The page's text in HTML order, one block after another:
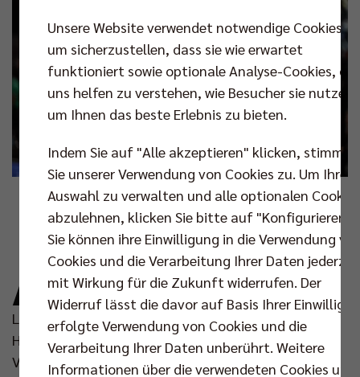
Foto: Niklas Köppen
A
m Samstag mussten die BR Volleys die erste
Niederlage in der Hauptrunde der Volleyball
Bundesliga einstecken. Beim 2:3 in der
Lüneburger LKH Arena stand Diagonalangreifer Jake
Hanes im Fokus, der im Übereifer des Gefechts einen
Volunteer des Heimteams am Kopf traf und nach
Unsere Website verwendet notwendige Cookies,
um sicherzustellen, dass sie wie erwartet
funktioniert sowie optionale Analyse-Cookies, die
uns helfen zu verstehen, wie Besucher sie nutzen,
um Ihnen das beste Erlebnis zu bieten.
Indem Sie auf "Alle akzeptieren" klicken, stimmen
Sie unserer Verwendung von Cookies zu. Um Ihre
Auswahl zu verwalten und alle optionalen Cookies
abzulehnen, klicken Sie bitte auf "Konfigurieren".
Sie können ihre Einwilligung in die Verwendung
Cookies und die Verarbeitung Ihrer Daten
mit Wirkung für die Zukunft widerrufen. Der
Widerruf lässt die davor auf Basis Ihrer
erfolgte Verwendung von Cookies und die
Verarbeitung Ihrer Daten unberührt. Weitere
Informationen über die verwendeten Cookies und